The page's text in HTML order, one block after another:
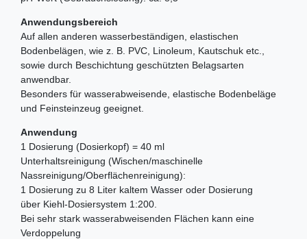
Anwendungsbereich
Auf allen anderen wasserbeständigen, elastischen
Bodenbelägen, wie z. B. PVC, Linoleum, Kautschuk etc.,
sowie durch Beschichtung geschützten Belagsarten
anwendbar.
Besonders für wasserabweisende, elastische Bodenbeläge
und Feinsteinzeug geeignet.
Anwendung
1 Dosierung (Dosierkopf) = 40 ml
Unterhaltsreinigung (Wischen/maschinelle
Nassreinigung/Oberflächenreinigung):
1 Dosierung zu 8 Liter kaltem Wasser oder Dosierung
über Kiehl-Dosiersystem 1:200.
Bei sehr stark wasserabweisenden Flächen kann eine
Verdoppelung